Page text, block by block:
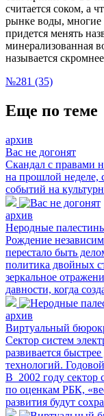
считается соком, а
рынке воды, многие
придется менять
минерализованная
называется
№281 (35)
Еще по теме
архив
Вас не догонят
Скандал с правами
на прошлой неделе,
событий на
архив
Неродные
Рождение
перестало быть
политика двойных
зеркальное
давности, когда
архив
Виртуальный
Сектор систем
развивается
технологий.
В 2002 году сектор
по оценкам РБК,
развития будут